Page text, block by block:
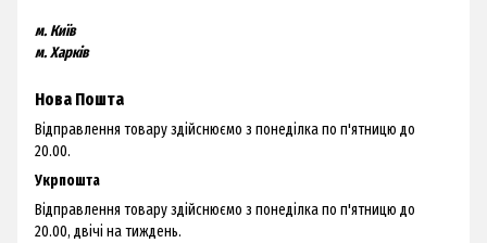
м. Київ
м. Харків
Нова Пошта
Відправлення товару здійснюємо з понеділка по п'ятницю до
20.00.
Укрпошта
Відправлення товару здійснюємо з понеділка по п'ятницю до
20.00, двічі на тиждень.